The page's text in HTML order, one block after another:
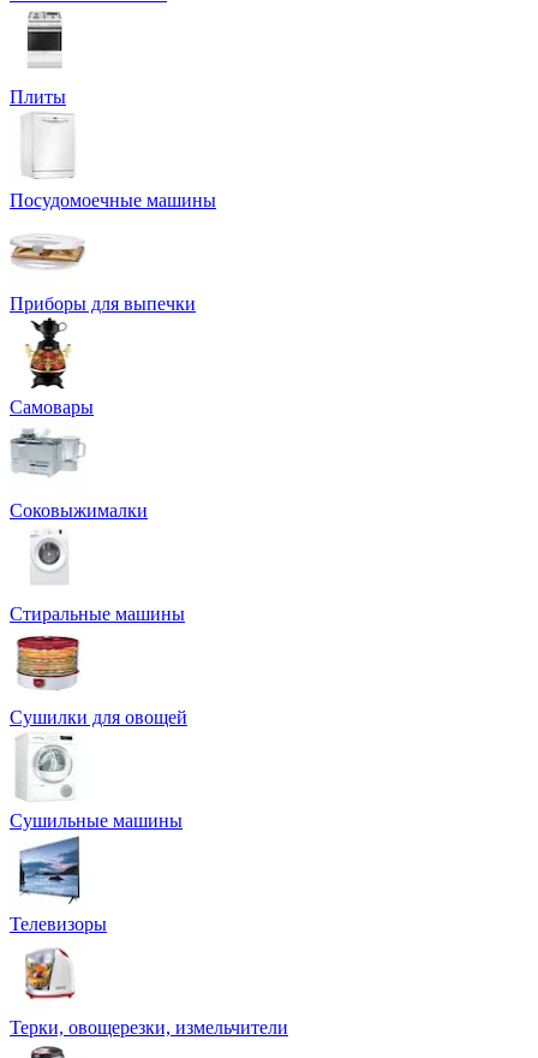
Плиты
Посудомоечные машины
Приборы для выпечки
Самовары
Соковыжималки
Стиральные машины
Сушилки для овощей
Сушильные машины
Телевизоры
Терки, овощерезки, измельчители